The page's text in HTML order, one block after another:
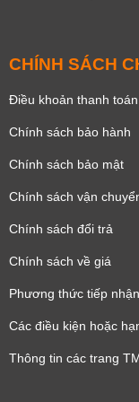
CHÍNH SÁCH
Điều khoản thanh toán
Chính sách bảo hành
Chính sách bảo mật
Chính sách vận
Chính sách đổi trả
Chính sách về giá
Phương thức tiếp
Các điều kiện hoặc
Thông tin các trang